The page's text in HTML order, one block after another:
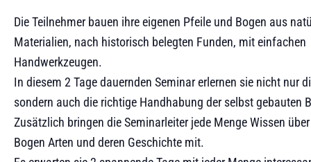
Die Teilnehmer bauen ihre eigenen Pfeile und Bogen aus
Materialien, nach historisch belegten Funden, mit einfachen
Handwerkzeugen.
In diesem 2 Tage dauernden Seminar erlernen sie nicht nur
sondern auch die richtige Handhabung der selbst gebauten
Zusätzlich bringen die Seminarleiter jede Menge Wissen
Bogen Arten und deren Geschichte mit.